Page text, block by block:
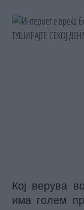
Кој верува
има голем